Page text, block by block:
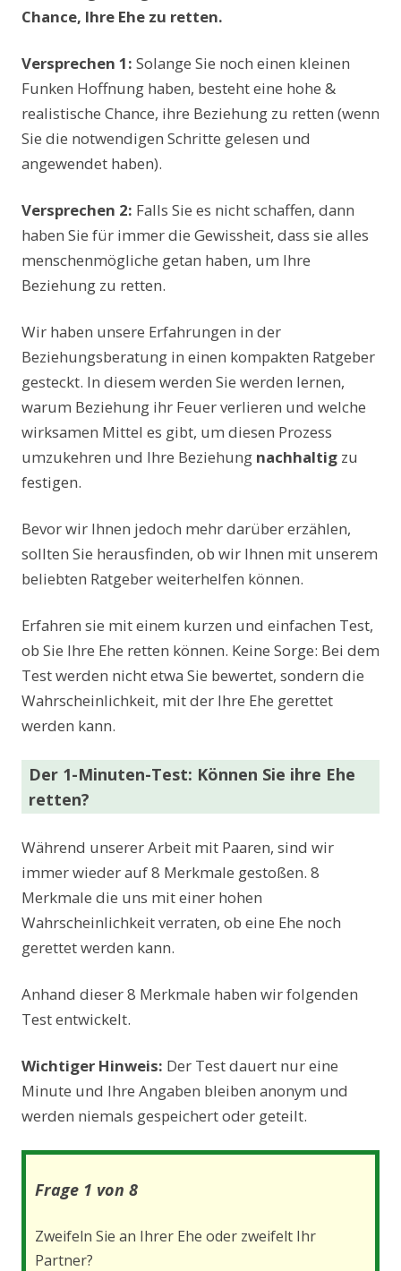
Chance, Ihre Ehe zu retten.
Versprechen 1: Solange Sie noch einen kleinen
Funken Hoffnung haben, besteht eine hohe &
realistische Chance, ihre Beziehung zu retten (wenn
Sie die notwendigen Schritte gelesen und
angewendet haben).
Versprechen 2: Falls Sie es nicht schaffen, dann
haben Sie für immer die Gewissheit, dass sie alles
menschenmögliche getan haben, um Ihre
Beziehung zu retten.
Wir haben unsere Erfahrungen in der
Beziehungsberatung in einen kompakten Ratgeber
gesteckt. In diesem werden Sie werden lernen,
warum Beziehung ihr Feuer verlieren und welche
wirksamen Mittel es gibt, um diesen Prozess
umzukehren und Ihre Beziehung nachhaltig zu
festigen.
Bevor wir Ihnen jedoch mehr darüber erzählen,
sollten Sie herausfinden, ob wir Ihnen mit unserem
beliebten Ratgeber weiterhelfen können.
Erfahren sie mit einem kurzen und einfachen Test,
ob Sie Ihre Ehe retten können. Keine Sorge: Bei dem
Test werden nicht etwa Sie bewertet, sondern die
Wahrscheinlichkeit, mit der Ihre Ehe gerettet
werden kann.
Der 1-Minuten-Test: Können Sie ihre Ehe
retten?
Während unserer Arbeit mit Paaren, sind wir
immer wieder auf 8 Merkmale gestoßen. 8
Merkmale die uns mit einer hohen
Wahrscheinlichkeit verraten, ob eine Ehe noch
gerettet werden kann.
Anhand dieser 8 Merkmale haben wir folgenden
Test entwickelt.
Wichtiger Hinweis: Der Test dauert nur eine
Minute und Ihre Angaben bleiben anonym und
werden niemals gespeichert oder geteilt.
Frage 1 von 8
Zweifeln Sie an Ihrer Ehe oder zweifelt Ihr
Partner?